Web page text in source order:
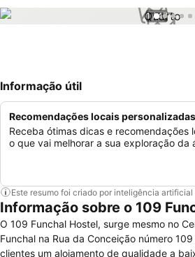
1 / 47
Informação útil
Recomendações locais personalizadas
Receba ótimas dicas e recomendações
o que vai melhorar a sua exploração da
Este resumo foi criado por inteligência
Informação sobre o 109
O 109 Funchal Hostel, surge mesmo no
Funchal na Rua da Conceição número
clientes um alojamento de qualidade a